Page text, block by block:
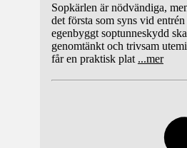
Sopkärlen är nödvändiga,
det första som syns vid
egenbyggt soptunneskydd
genomtänkt och trivsam
får en praktisk plat ...mer